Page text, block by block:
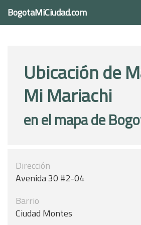
BogotaMiCiudad.com
Ubicación de
Mi Mariachi
en el mapa de
Dirección
Avenida 30 #2-04
Barrio
Ciudad Montes